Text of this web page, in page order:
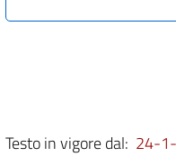
Testo in vigore dal: 24-